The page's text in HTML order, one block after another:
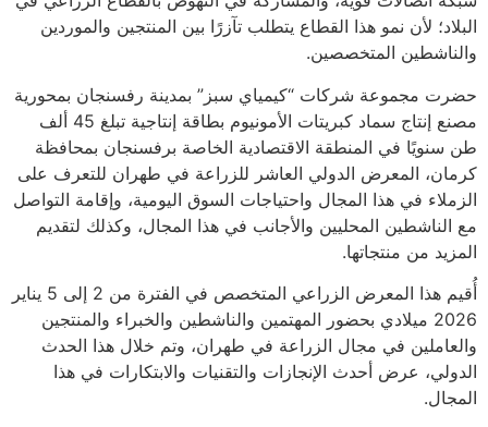
البلاد؛ لأن نمو هذا القطاع يتطلب تآزرًا بين المنتجين والموردين
والناشطين المتخصصين.
حضرت مجموعة شركات “كيمياي سبز” بمدينة رفسنجان بمحوریة
مصنع إنتاج سماد كبريتات الأمونيوم بطاقة إنتاجية تبلغ 45 ألف
طن سنويًا في المنطقة الاقتصادية الخاصة برفسنجان بمحافظة
كرمان، المعرض الدولي العاشر للزراعة في طهران للتعرف على
الزملاء في هذا المجال واحتياجات السوق اليومية، وإقامة التواصل
مع الناشطين المحليين والأجانب في هذا المجال، وكذلك لتقديم
المزيد من منتجاتها.
أُقيم هذا المعرض الزراعي المتخصص في الفترة من 2 إلى 5 يناير
2026 ميلادي بحضور المهتمين والناشطين والخبراء والمنتجين
والعاملين في مجال الزراعة في طهران، وتم خلال هذا الحدث
الدولي، عرض أحدث الإنجازات والتقنيات والابتكارات في هذا
المجال.